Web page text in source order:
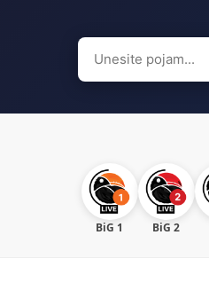
Search
for:
BiG 1 BiG 2